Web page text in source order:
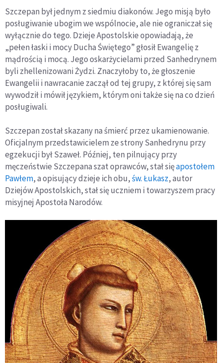
Szczepan był jednym z siedmiu diakonów. Jego misją było
posługiwanie ubogim we wspólnocie, ale nie ograniczał się
wyłącznie do tego. Dzieje Apostolskie opowiadają, że
„pełen łaski i mocy Ducha Świętego” głosił Ewangelię z
mądrością i mocą. Jego oskarżycielami przed Sanhedrynem
byli zhellenizowani Żydzi. Znaczyłoby to, że głoszenie
Ewangelii i nawracanie zaczął od tej grupy, z której się sam
wywodził i mówił językiem, którym oni także się na co dzień
posługiwali.
Szczepan został skazany na śmierć przez ukamienowanie.
Oficjalnym przedstawicielem ze strony Sanhedrynu przy
egzekucji był Szaweł. Później, ten pilnujący przy
męczeństwie Szczepana szat oprawców, stał sięapostołem
Pawłem, a opisujący dzieje ich obu,św. Łukasz, autor
Dziejów Apostolskich, stał się uczniem i towarzyszem pracy
misyjnej Apostoła Narodów.